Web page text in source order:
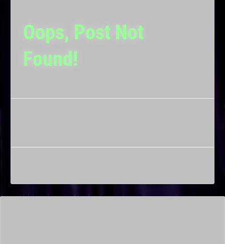
Oops, Post Not
Found!